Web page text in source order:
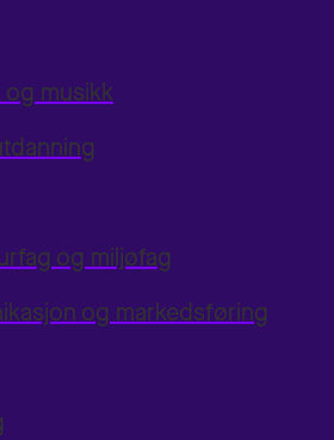
musikk
og miljøfag
og markedsføring